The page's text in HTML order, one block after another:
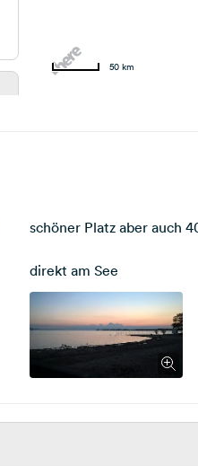
50 km
schöner Platz aber auch
direkt am See